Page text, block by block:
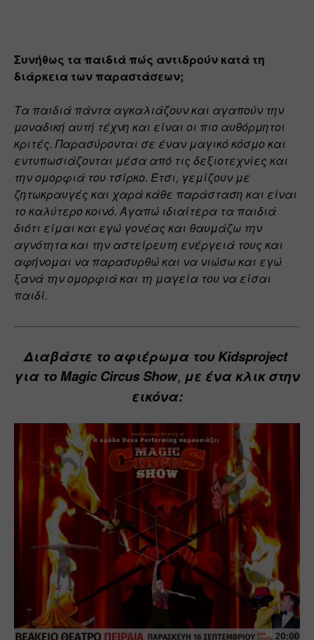
Συνήθως τα παιδιά πώς αντιδρούν κατά τη
διάρκεια των παραστάσεων;
Τα παιδιά πάντα αγκαλιάζουν και αγαπούν την
μοναδική αυτή τέχνη και είναι οι πιο αυθόρμητοι
κριτές. Παρασύρονται σε έναν μαγικό κόσμο και
εντυπωσιάζονται μέσα από τις δεξιοτεχνίες και
την ομορφιά του τσίρκο. Έτσι, γεμίζουν με
ζητωκραυγές και χαρά κάθε παράσταση και είναι
το καλύτερο κοινό. Αγαπώ ιδιαίτερα τα παιδιά
διότι είμαι και εγώ γονέας και θαυμάζω την
αγνότητα και την αστείρευτη ενέργειά τους και
αφήνομαι να παρασυρθώ και να νιώσω και εγώ
ξανά την ομορφιά και τη μαγεία του να είσαι
παιδί.
Διαβάστε το αφιέρωμα του Kidsproject
για το Magic Circus Show, με ένα κλικ στην
εικόνα: